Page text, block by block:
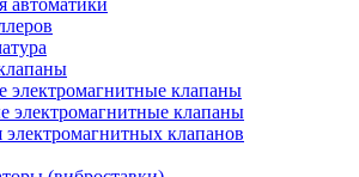
автоматики
электромагнитные клапаны
электромагнитные клапаны
клапанов